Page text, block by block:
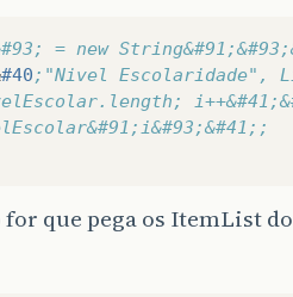
= new
#40;"Nivel Escolaridade",
for que pega os ItemList